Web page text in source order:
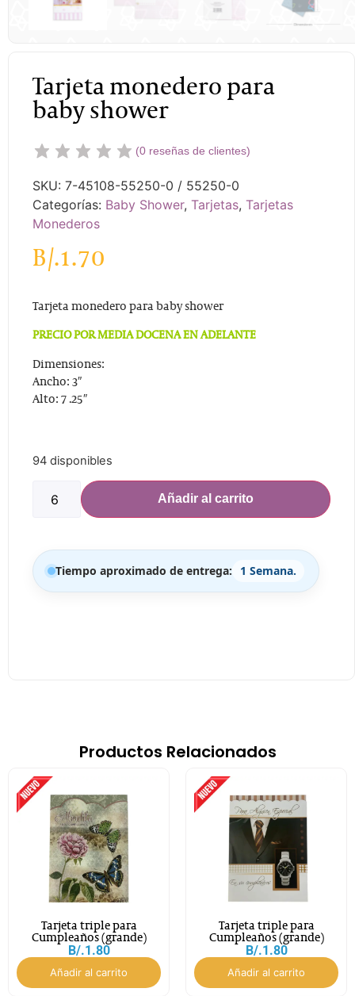
Tarjeta monedero para
baby shower
(0 reseñas de clientes)
SKU: 7-45108-55250-0 / 55250-0
Categorías: Baby Shower, Tarjetas, Tarjetas
Monederos
B/.1.70
Tarjeta monedero para baby shower
PRECIO POR MEDIA DOCENA EN ADELANTE
Dimensiones:
Ancho: 3″
Alto: 7 .25″
94 disponibles
Añadir al carrito
Tiempo aproximado de entrega: 1 Semana.
Productos Relacionados
Tarjeta triple para
Cumpleaños (grande)
B/.1.80
Añadir al carrito
Tarjeta triple para
Cumpleaños (grande)
B/.1.80
Añadir al carrito